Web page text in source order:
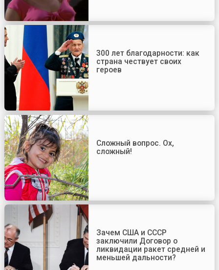
300 лет благодарности: как
страна чествует своих
героев
Сложный вопрос. Ох,
сложный!
Зачем США и СССР
заключили Договор о
ликвидации ракет средней и
меньшей дальности?